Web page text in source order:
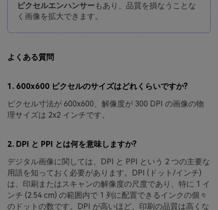
ピクセルエンハンサー もあり、品質を損なうことな
く画像を拡大できます。
よくある質問
1. 600x600 ピクセルのサイズはどれくらいですか?
ピクセル寸法が 600x600、解像度が 300 DPI の画像の物
理サイズは 2x2 インチです。
2. DPI と PPI とは何を意味しますか?
デジタル画像に関しては、DPI と PPI という 2 つの主要な
用語を知っておく必要があります。DPI (ドット/インチ)
は、印刷またはスキャンの解像度の尺度であり、特に 1 イ
ンチ (2.54 cm) の範囲内で 1 列に配置できるインクの個々
のドットの数です。DPI が高いほど、印刷の品質は高くな